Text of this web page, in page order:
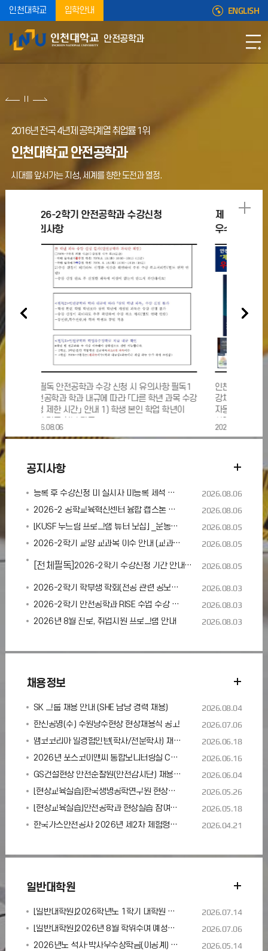
인천대학교 입학안내 ENGLISH
안전공학과
2016년 전국 4년제 공학계열 취업률 1위
인천대학교 안전공학과
시대를 앞서가는 지성, 세계를 향한 도전과 열정.
과 수강신청
청 시 유의사항 필독1
라 「다른 학년 과목 수강
생 본인 학업 학년이
제 3회 미래 자동차산업 아이디어 공모전
우수상(재단법인 이사장상) 수상
인천대학교 안전공학과 학부생 정성엽, 원예담,
강채연(지도교수: 백동현)이
자동차부품산업진흥재단에서 주최한(후원:
공지사항
등록 후 수강신청 미 실시자 미등록 제적 처리 안내 2026.08.06
2026-2 공학교육혁신센터 융합 캡스톤 디자인 교과목 안내 2026.08.06
[KUSF 두드림 프로그램 튜터 모집] _운동선수와 함께하는 색다른 교류형 수업 2026.08.05
2026-2학기 교양 교과목 이수 안내 (교과목명 변경 등) 2026.08.05
[전체필독] 2026-2학기 수강신청 기간 안내(유의사항 필독!) 2026.08.05
2026-2학기 학부생 학회(전공 관련 공모전·전시회·각종 대회 포함)발표 지원 프로그램 안내 2026.08.03
2026-2학기 안전공학과 RISE 수업 수강 안내 2026.08.03
2026년 8월 진로, 취업지원 프로그램 안내 2026.08.03
채용정보
SK 그룹 채용 안내 (SHE 담당 경력 채용) 2026.08.04
한신공영(주) 수원당수현장 현장채용직 공고 2026.07.06
앰코코리아 일경험인턴(학사/전문학사) 채용 안내 2026.06.18
2026년 포스코이앤씨 통합모니터링실 CCTV 안전관제 요원 채용 2026.06.16
GS건설현장 안전순찰원(안전감시단) 채용 안내 2026.06.04
[현장교육실습]한국생명공학연구원 현장실습 참여학생 모집 안내 2026.05.26
[현장교육실습]안전공학과 현장실습 참여학생 모집 안내(재학생 대상) 2026.05.18
한국가스안전공사 2026년 제2차 체험형인턴 채용 공고(~5/6) 2026.04.21
일반대학원
[일반대학원]2026학년도 1학기 대학원 연구 장학금 신청 안내 2026.07.14
[일반대학원]2026년 8월 학위수여 예정자 학위논문 제출 안내 2026.07.06
2026년도 석사·박사우수장학금(이공계) 장학생 선발 안내 2026.05.14